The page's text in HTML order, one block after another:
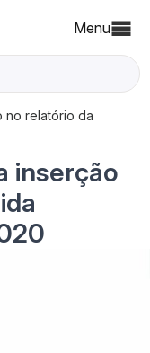
Menu
no relatório da
inserção